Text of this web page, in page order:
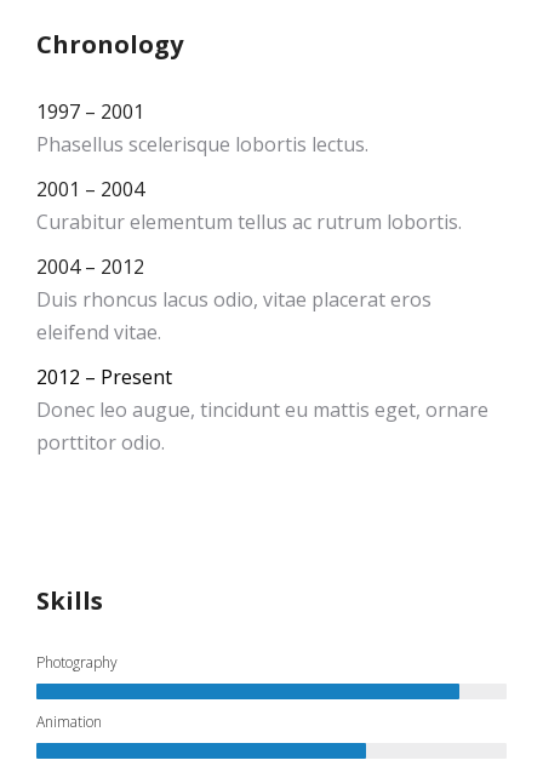
Chronology
1997 – 2001
Phasellus scelerisque lobortis lectus.
2001 – 2004
Curabitur elementum tellus ac rutrum lobortis.
2004 – 2012
Duis rhoncus lacus odio, vitae placerat eros
eleifend vitae.
2012 – Present
Donec leo augue, tincidunt eu mattis eget, ornare
porttitor odio.
Skills
Photography
Animation